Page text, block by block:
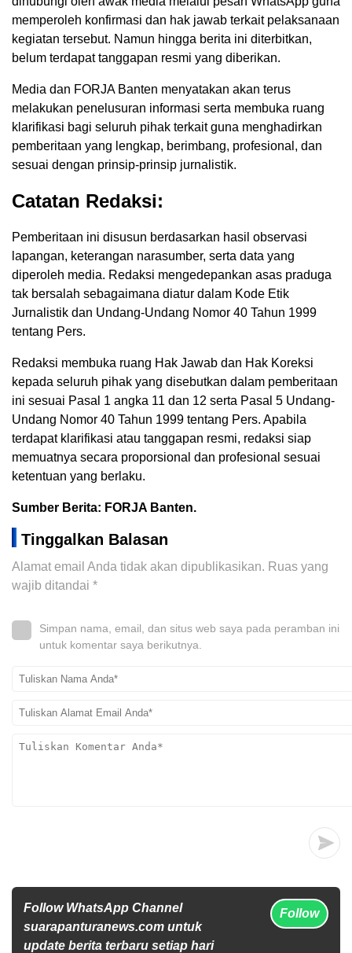
memperoleh konfirmasi dan hak jawab terkait pelaksanaan
kegiatan tersebut. Namun hingga berita ini diterbitkan,
belum terdapat tanggapan resmi yang diberikan.
Media dan FORJA Banten menyatakan akan terus
melakukan penelusuran informasi serta membuka ruang
klarifikasi bagi seluruh pihak terkait guna menghadirkan
pemberitaan yang lengkap, berimbang, profesional, dan
sesuai dengan prinsip-prinsip jurnalistik.
Catatan Redaksi:
Pemberitaan ini disusun berdasarkan hasil observasi
lapangan, keterangan narasumber, serta data yang
diperoleh media. Redaksi mengedepankan asas praduga
tak bersalah sebagaimana diatur dalam Kode Etik
Jurnalistik dan Undang-Undang Nomor 40 Tahun 1999
tentang Pers.
Redaksi membuka ruang Hak Jawab dan Hak Koreksi
kepada seluruh pihak yang disebutkan dalam pemberitaan
ini sesuai Pasal 1 angka 11 dan 12 serta Pasal 5 Undang-
Undang Nomor 40 Tahun 1999 tentang Pers. Apabila
terdapat klarifikasi atau tanggapan resmi, redaksi siap
memuatnya secara proporsional dan profesional sesuai
ketentuan yang berlaku.
Sumber Berita: FORJA Banten.
Tinggalkan Balasan
Alamat email Anda tidak akan dipublikasikan. Ruas yang
wajib ditandai *
Simpan nama, email, dan situs web saya pada peramban ini
untuk komentar saya berikutnya.
Follow WhatsApp Channel
suarapanturanews.com untuk
update berita terbaru setiap hari
Follow